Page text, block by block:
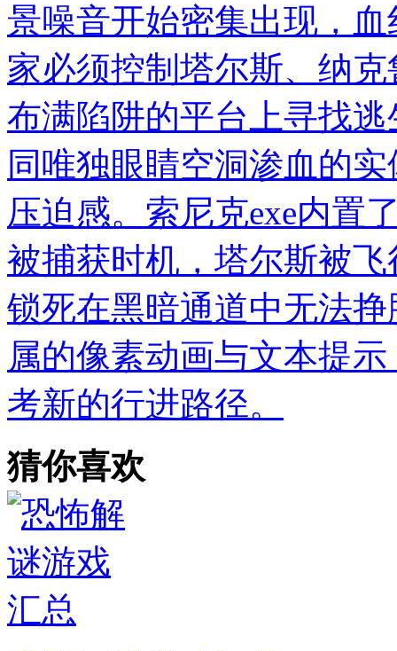
景噪音开始密集出现，
家必须控制塔尔斯、纳
布满陷阱的平台上寻找
同唯独眼睛空洞渗血的
压迫感。索尼克exe内置
被捕获时机，塔尔斯被
锁死在黑暗通道中无法
属的像素动画与文本提
考新的行进路径。
猜你喜欢